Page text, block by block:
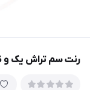
رنت سم تراش یک و